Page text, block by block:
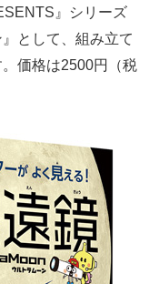
』シリーズ
として、組み立て
価格は2500円（税